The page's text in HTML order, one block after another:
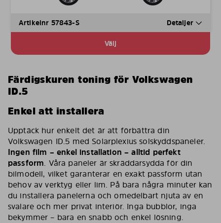
Artikelnr 57843-S Detaljer
Välj
Färdigskuren toning för Volkswagen
ID.5
Enkel att installera
Upptäck hur enkelt det är att förbättra din
Volkswagen ID.5 med Solarplexius solskyddspaneler.
Ingen film – enkel installation – alltid perfekt
passform. Våra paneler är skräddarsydda för din
bilmodell, vilket garanterar en exakt passform utan
behov av verktyg eller lim. På bara några minuter kan
du installera panelerna och omedelbart njuta av en
svalare och mer privat interiör. Inga bubblor, inga
bekymmer – bara en snabb och enkel lösning.